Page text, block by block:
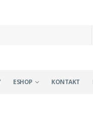
ESHOP KONTAKT